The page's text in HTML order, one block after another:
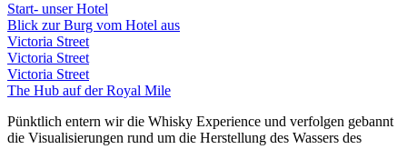
Start- unser Hotel
Blick zur Burg vom Hotel aus
Victoria Street
Victoria Street
Victoria Street
The Hub auf der Royal Mile
Pünktlich entern wir die Whisky Experience und verfolgen gebannt
die Visualisierungen rund um die Herstellung des Wassers des